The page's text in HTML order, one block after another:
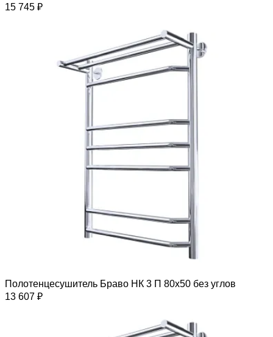
15 745 ₽
Полотенцесушитель Браво НК 3 П 80х50 без углов
13 607 ₽